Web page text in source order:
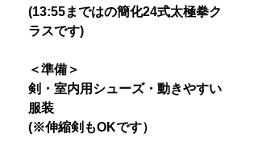
(13:55まではの簡化24式太極拳ク
ラスです)
＜準備＞
剣・室内用シューズ・動きやすい
服装
(※伸縮剣もOKです）